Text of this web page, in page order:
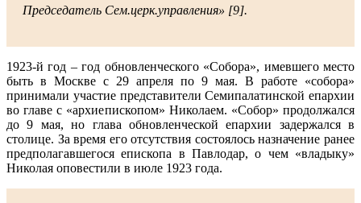
Председатель Сем.церк.управления» [9].
1923-й год – год обновленческого «Собора», имевшего место
быть в Москве с 29 апреля по 9 мая. В работе «собора»
принимали участие представители Семипалатинской епархии
во главе с «архиепископом» Николаем. «Собор» продолжался
до 9 мая, но глава обновленческой епархии задержался в
столице. За время его отсутствия состоялось назначение ранее
предполагавшегося епископа в Павлодар, о чем «владыку»
Николая оповестили в июле 1923 года.